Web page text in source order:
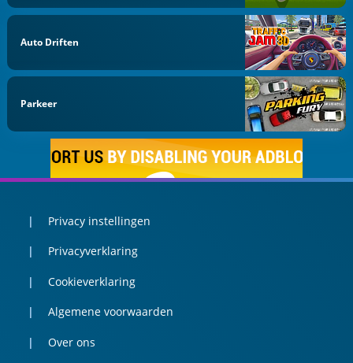
Auto Driften
Parkeer
Privacy instellingen
Privacyverklaring
Cookieverklaring
Algemene voorwaarden
Over ons